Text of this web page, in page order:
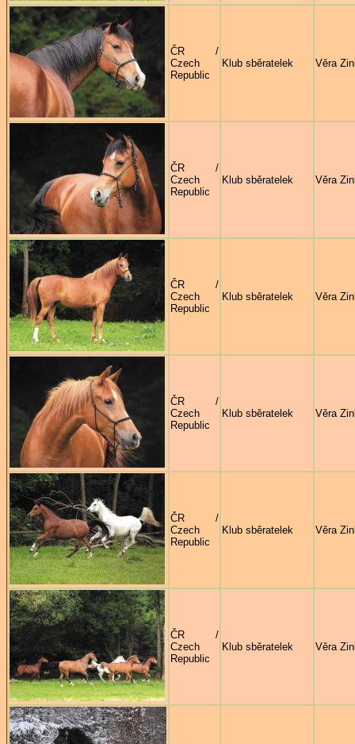
ČR /
Czech
Republic
Klub sběratelek Věra
ČR /
Czech
Republic
Klub sběratelek Věra
ČR /
Czech
Republic
Klub sběratelek Věra
ČR /
Czech
Republic
Klub sběratelek Věra
ČR /
Czech
Republic
Klub sběratelek Věra
ČR /
Czech
Republic
Klub sběratelek Věra